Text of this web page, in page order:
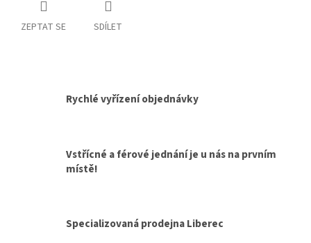
ZEPTAT SE SDÍLET
Rychlé vyřízení objednávky
Vstřícné a férové jednání je u nás na prvním
místě!
Specializovaná prodejna Liberec